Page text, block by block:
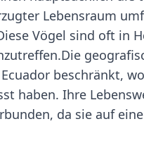
Lebensraum
Vögel sind oft in
beschränkt,
haben. Ihre
da sie auf